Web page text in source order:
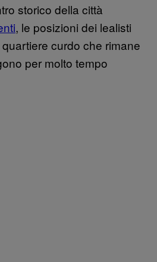
storico della città
, le posizioni dei lealisti
curdo che rimane
per molto tempo